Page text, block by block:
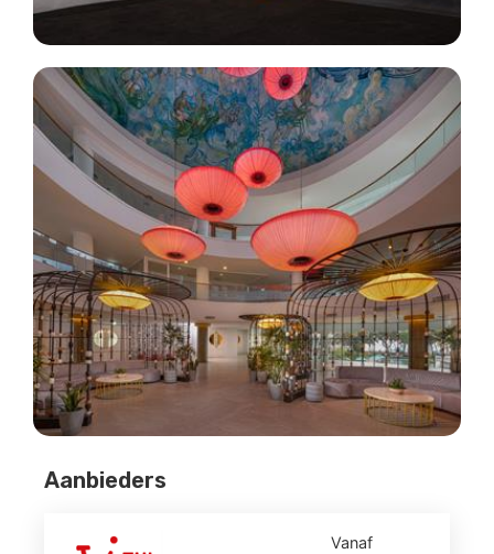
Aanbieders
Vanaf